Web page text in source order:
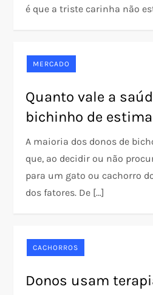
é que a triste carinha não
MERCADO
Quanto vale a
bichinho de
A maioria dos donos de
que, ao decidir ou não
para um gato ou cachorro
dos fatores. De […]
CACHORROS
Donos usam